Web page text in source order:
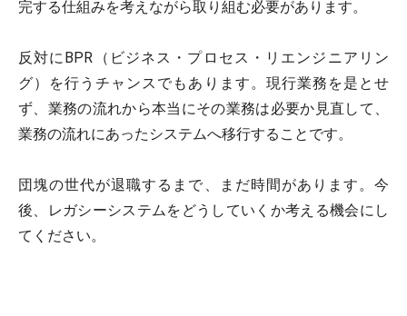
完する仕組みを考えながら取り組む必要があります。
反対にBPR（ビジネス・プロセス・リエンジニアリン
グ）を行うチャンスでもあります。現行業務を是とせ
ず、業務の流れから本当にその業務は必要か見直して、
業務の流れにあったシステムへ移行することです。
団塊の世代が退職するまで、まだ時間があります。今
後、レガシーシステムをどうしていくか考える機会にし
てください。